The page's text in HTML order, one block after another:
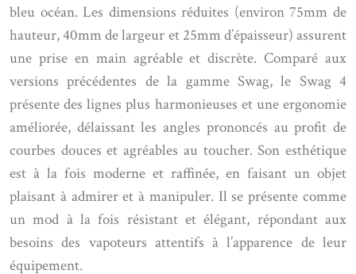
bleu océan. Les dimensions réduites (environ 75mm de
hauteur, 40mm de largeur et 25mm d’épaisseur) assurent
une prise en main agréable et discrète. Comparé aux
versions précédentes de la gamme Swag, le Swag 4
présente des lignes plus harmonieuses et une ergonomie
améliorée, délaissant les angles prononcés au profit de
courbes douces et agréables au toucher. Son esthétique
est à la fois moderne et raffinée, en faisant un objet
plaisant à admirer et à manipuler. Il se présente comme
un mod à la fois résistant et élégant, répondant aux
besoins des vapoteurs attentifs à l’apparence de leur
équipement.